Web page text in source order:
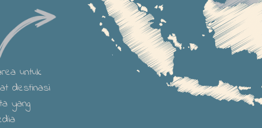
untuk
destinasi
yang